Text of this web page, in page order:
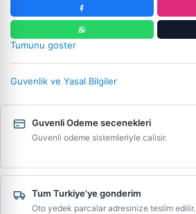
Tumunu goster
Guvenlik ve Yasal Bilgiler
Guvenli Odeme secenekleri
Guvenli odeme sistemleriyle calisir.
Tum Turkiye'ye gonderim
Oto yedek parcalar adresinize teslim edilir.